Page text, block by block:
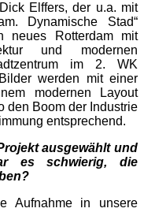
Elffers, der u.a. mit
Dynamische Stad“
neues Rotterdam mit
und modernen
im 2. WK
werden mit einer
modernen Layout
den Boom der Industrie
entsprechend.
ausgewählt und
es schwierig, die
Aufnahme in unsere